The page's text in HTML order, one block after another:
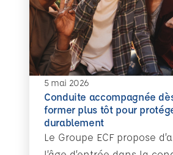
5 mai 2026
Conduite accompagnée
former plus tôt pour
durablement
Le Groupe ECF propose